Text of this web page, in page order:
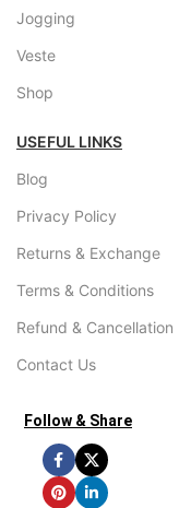
Jogging
Veste
Shop
USEFUL LINKS
Blog
Privacy Policy
Returns & Exchange
Terms & Conditions
Refund & Cancellation
Contact Us
Follow & Share